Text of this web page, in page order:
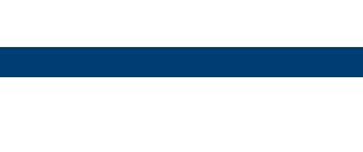
NHL 3,5